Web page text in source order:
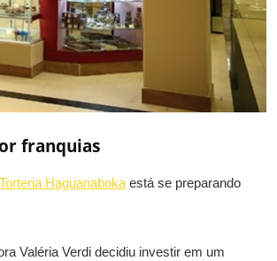
franquias
Torteria Haguanaboka está se preparando
Valéria Verdi decidiu investir em um